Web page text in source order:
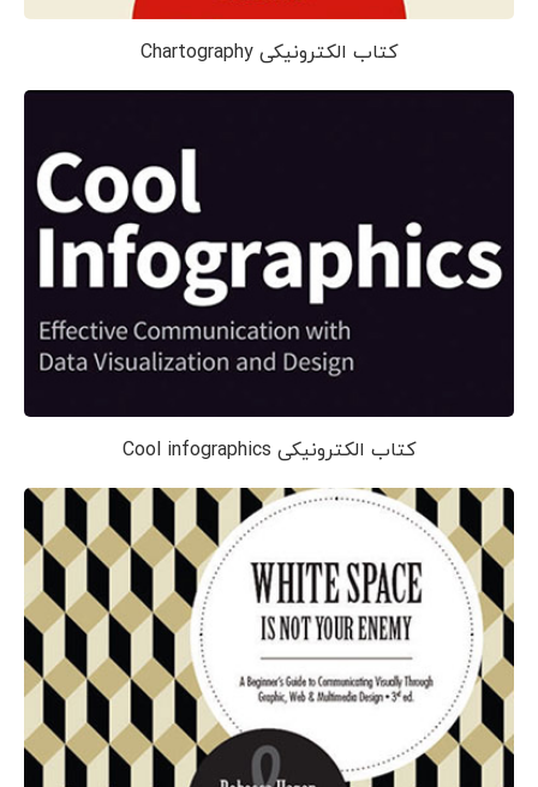
کتاب الکترونیکی Chartography
کتاب الکترونیکی Cool infographics